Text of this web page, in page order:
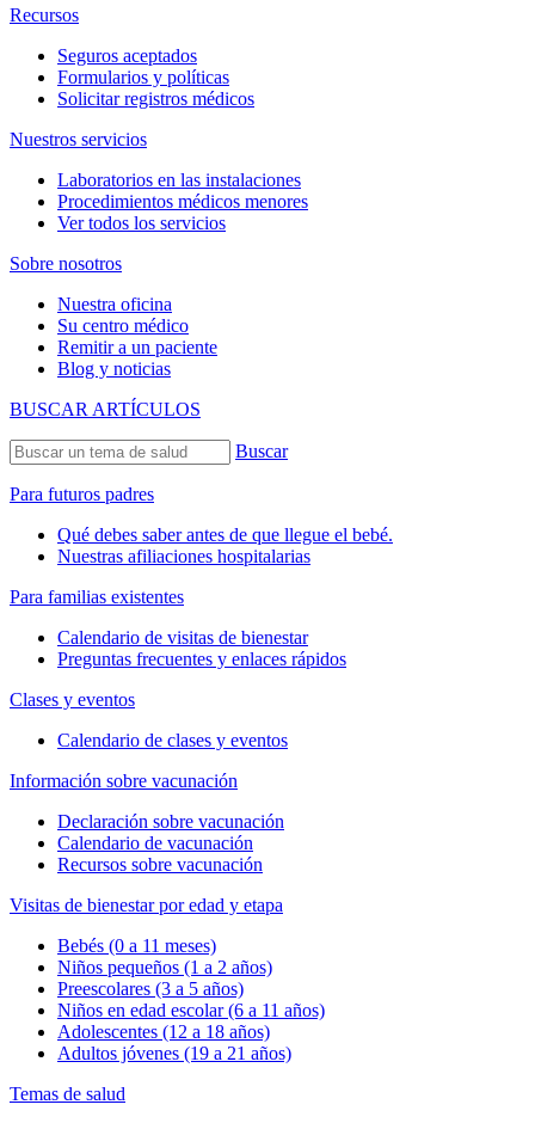
Recursos
Seguros aceptados
Formularios y políticas
Solicitar registros médicos
Nuestros servicios
Laboratorios en las instalaciones
Procedimientos médicos menores
Ver todos los servicios
Sobre nosotros
Nuestra oficina
Su centro médico
Remitir a un paciente
Blog y noticias
BUSCAR ARTÍCULOS
Buscar
Para futuros padres
Qué debes saber antes de que llegue el bebé.
Nuestras afiliaciones hospitalarias
Para familias existentes
Calendario de visitas de bienestar
Preguntas frecuentes y enlaces rápidos
Clases y eventos
Calendario de clases y eventos
Información sobre vacunación
Declaración sobre vacunación
Calendario de vacunación
Recursos sobre vacunación
Visitas de bienestar por edad y etapa
Bebés (0 a 11 meses)
Niños pequeños (1 a 2 años)
Preescolares (3 a 5 años)
Niños en edad escolar (6 a 11 años)
Adolescentes (12 a 18 años)
Adultos jóvenes (19 a 21 años)
Temas de salud